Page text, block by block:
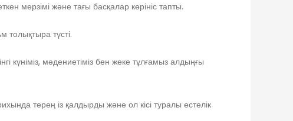
мерзімі және тағы басқалар көрініс тапты.
толықтыра түсті.
күніміз, мәдениетіміз бен жеке тұлғамыз алдыңғы
терең із қалдырды және ол кісі туралы естелік